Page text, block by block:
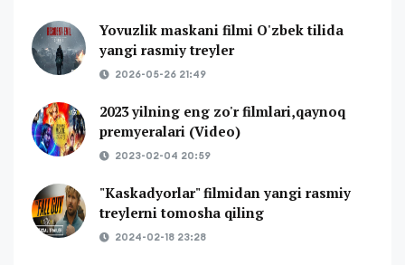
Yovuzlik maskani filmi O'zbek tilida
yangi rasmiy treyler
2026-05-26 21:49
2023 yilning eng zo'r filmlari,qaynoq
premyeralari (Video)
2023-02-04 20:59
"Kaskadyorlar" filmidan yangi rasmiy
treylerni tomosha qiling
2024-02-18 23:28